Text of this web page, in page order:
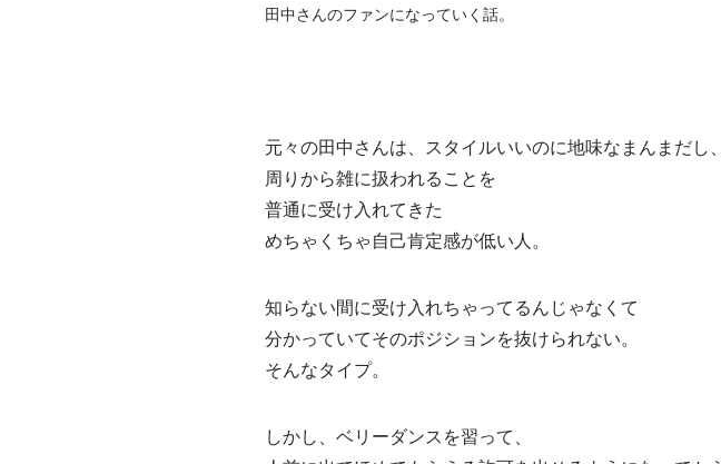
田中さんのファンになっていく話。
元々の田中さんは、スタイルいいのに地味なまんまだし、
周りから雑に扱われることを
普通に受け入れてきた
めちゃくちゃ自己肯定感が低い人。
知らない間に受け入れちゃってるんじゃなくて
分かっていてそのポジションを抜けられない。
そんなタイプ。
しかし、ベリーダンスを習って、